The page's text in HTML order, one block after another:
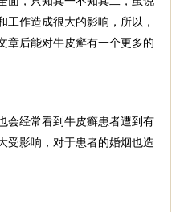
作造成很大的影响，所以，
章后能对牛皮癣有一个更多的
经常看到牛皮癣患者遭到有
受影响，对于患者的婚烟也造